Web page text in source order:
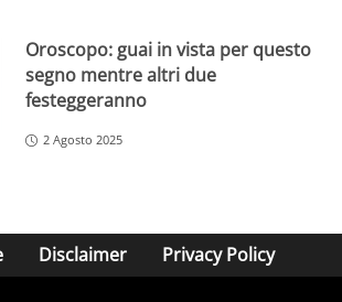
Oroscopo: guai in vista per questo
segno mentre altri due
festeggeranno
2 Agosto 2025
Disclaimer Privacy Policy